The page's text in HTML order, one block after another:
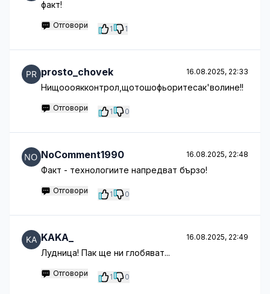
факт!
Отговори 1 1
prosto_chovek 16.08.2025, 22:33
Нищоооякконтрол,щотошофьоритесак'волине!!
Отговори 1 0
NoComment1990 16.08.2025, 22:48
Факт - технологиите напредват бързо!
Отговори 1 0
KAKA_ 16.08.2025, 22:49
Лудница! Пак ще ни глобяват...
Отговори 1 0